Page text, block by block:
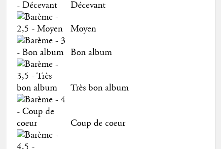
Décevant
Moyen
Bon album
Très bon album
Coup de coeur